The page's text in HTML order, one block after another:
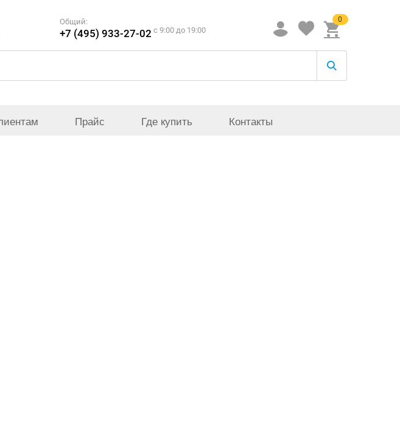
Общий:
+7 (495) 933-27-02 c 9:00 до 19:00
0
Прайс Где купить Контакты